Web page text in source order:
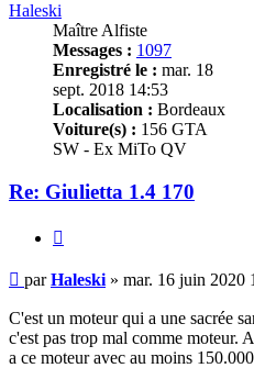
Haleski
Maître Alfiste
Messages : 1097
Enregistré le : mar. 18
sept. 2018 14:53
Localisation : Bordeaux
Voiture(s) : 156 GTA
SW - Ex MiTo QV
Re: Giulietta 1.4 170
Message
parHaleski » mar. 16 juin 2020
C'est un moteur qui a une sacrée
c'est pas trop mal comme moteur.
a ce moteur avec au moins